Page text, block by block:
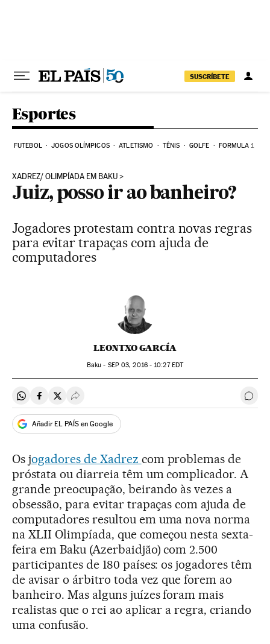
SUSCRÍBETE
Esportes
FUTEBOL JOGOS OLÍMPICOS ATLETISMO TÊNIS GOLFE FORMULA 1
XADREZ/ OLIMPÍADA EM BAKU
Juiz, posso ir ao banheiro?
Jogadores protestam contra novas regras
para evitar trapaças com ajuda de
computadores
LEONTXO GARCÍA
Baku - SEP03, 2016 - 10:27EDT
Compartir en Whatsapp
Compartir en Facebook
Compartir en Twitter
Desplegar Redes Sociales
Añadir EL PAÍS en Google
Os jogadores de Xadrez com problemas de
próstata ou diarreia têm um complicador. A
grande preocupação, beirando às vezes a
obsessão, para evitar trapaças com ajuda de
computadores resultou em uma nova norma
na XLII Olimpíada, que começou nesta sexta-
feira em Baku (Azerbaidjão) com 2.500
participantes de 180 países: os jogadores têm
de avisar o árbitro toda vez que forem ao
banheiro. Mas alguns juízes foram mais
realistas que o rei ao aplicar a regra, criando
uma confusão.